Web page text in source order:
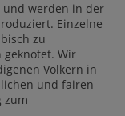
und werden in der
Einzelne
zu
Wir
Völkern in
und fairen
zum